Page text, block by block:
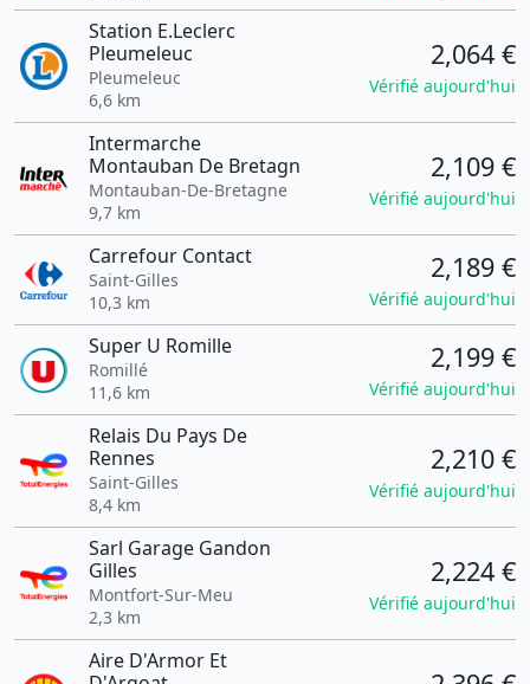
Station E.Leclerc
Pleumeleuc
Pleumeleuc
6,6 km
2,064 €
Vérifié aujourd'hui
Intermarche
Montauban De Bretagn
Montauban-De-Bretagne
9,7 km
2,109 €
Vérifié aujourd'hui
Carrefour Contact
Saint-Gilles
10,3 km
2,189 €
Vérifié aujourd'hui
Super U Romille
Romillé
11,6 km
2,199 €
Vérifié aujourd'hui
Relais Du Pays De
Rennes
Saint-Gilles
8,4 km
2,210 €
Vérifié aujourd'hui
Sarl Garage Gandon
Gilles
Montfort-Sur-Meu
2,3 km
2,224 €
Vérifié aujourd'hui
Aire D'Armor Et